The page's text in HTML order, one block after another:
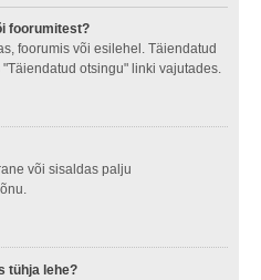
foorumitest?
foorumis või esilehel. Täiendatud
otsingu" linki vajutades.
või sisaldas palju
tühja lehe?